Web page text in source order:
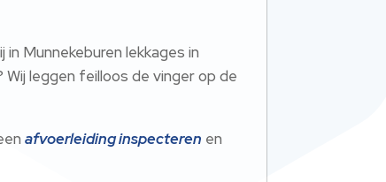
Munnekeburen lekkages in
leggen feilloos de vinger op de
afvoerleiding inspecteren en